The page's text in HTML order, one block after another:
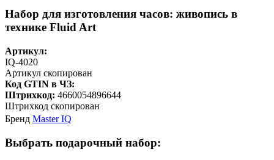
Набор для изготовления часов: живопись в
технике Fluid Art
Артикул:
IQ-4020
Артикул скопирован
Код GTIN в ЧЗ:
Штрихкод: 4660054896644
Штрихкод скопирован
Бренд Master IQ
Выбрать подарочный набор: